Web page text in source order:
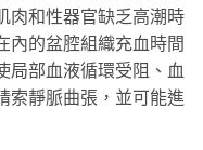
肉和性器官缺乏高潮時
內的盆腔組織充血時間
局部血液循環受阻、血
索靜脈曲張，並可能進